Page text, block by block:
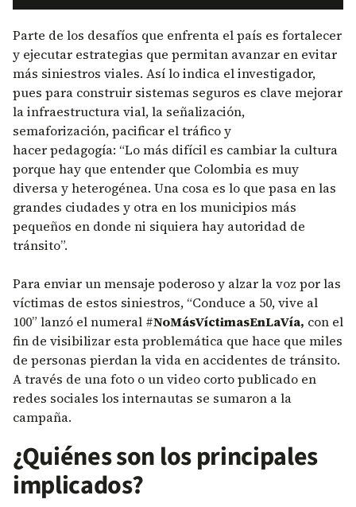
Parte de los desafíos que enfrenta el país es fortalecer
y ejecutar estrategias que permitan avanzar en evitar
más siniestros viales. Así lo indica el investigador,
pues para construir sistemas seguros es clave mejorar
la infraestructura vial, la señalización,
semaforización, pacificar el tráfico y
hacer pedagogía: “Lo más difícil es cambiar la cultura
porque hay que entender que Colombia es muy
diversa y heterogénea. Una cosa es lo que pasa en las
grandes ciudades y otra en los municipios más
pequeños en donde ni siquiera hay autoridad de
tránsito”.
Para enviar un mensaje poderoso y alzar la voz por las
víctimas de estos siniestros, “Conduce a 50, vive al
100” lanzó el numeral #NoMásVíctimasEnLaVía, con el
fin de visibilizar esta problemática que hace que miles
de personas pierdan la vida en accidentes de tránsito.
A través de una foto o un video corto publicado en
redes sociales los internautas se sumaron a la
campaña.
¿Quiénes son los principales
implicados?